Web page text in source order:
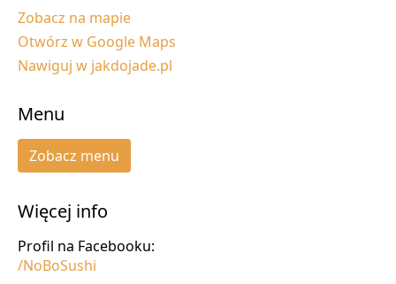
Zobacz na mapie
Otwórz w Google Maps
Nawiguj w jakdojade.pl
Menu
Zobacz menu
Więcej info
Profil na Facebooku:
/NoBoSushi